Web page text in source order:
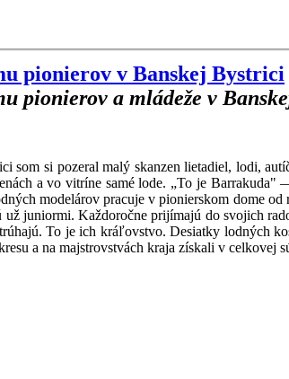
pionierov v Banskej Bystrici
pionierov a mládeže v
som si pozeral malý skanzen lietadiel, lodi,
a vo vitríne samé lode. „To je
modelárov pracuje v pionierskom dome
juniormi. Každoročne prijímajú do svojich
To je ich kráľovstvo. Desiatky lodných
a na majstrovstvách kraja získali v celkovej